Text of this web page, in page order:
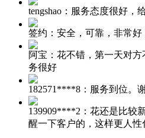
tengshao： 服务态度很好，
签约： 安全，可靠，非常好
阿宝： 花不错，第一天对
务很好
182571****8： 服务到位。
139909****2： 花还是比较
醒一下客户的，这样更人性